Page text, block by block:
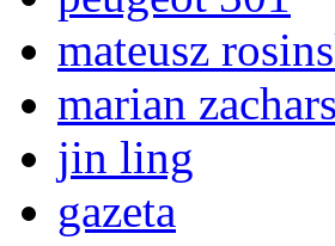
mateusz
marian
jin ling
gazeta